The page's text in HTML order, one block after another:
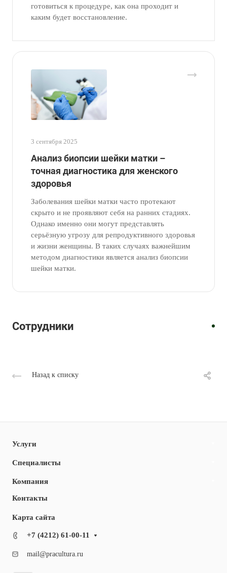
готовиться к процедуре, как она проходит и
каким будет восстановление.
3 сентября 2025
Анализ биопсии шейки матки –
точная диагностика для женского
здоровья
Заболевания шейки матки часто протекают
скрыто и не проявляют себя на ранних стадиях.
Однако именно они могут представлять
серьёзную угрозу для репродуктивного здоровья
и жизни женщины. В таких случаях важнейшим
методом диагностики является анализ биопсии
шейки матки.
Сотрудники
Тимофеевна
Николаевна
Врач
Владимировна
Васильевна
Назад к списку
Услуги
Специалисты
Компания
Контакты
Карта сайта
+7 (4212) 61-00-11
mail@pracultura.ru